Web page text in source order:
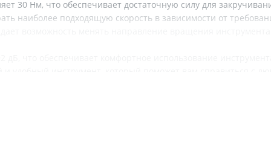
30 Нм, что обеспечивает достаточную силу для
наиболее подходящую скорость в зависимости от
дБ, что обеспечивает комфортное использование